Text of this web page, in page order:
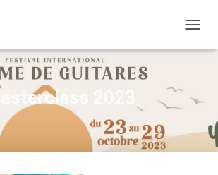
2023